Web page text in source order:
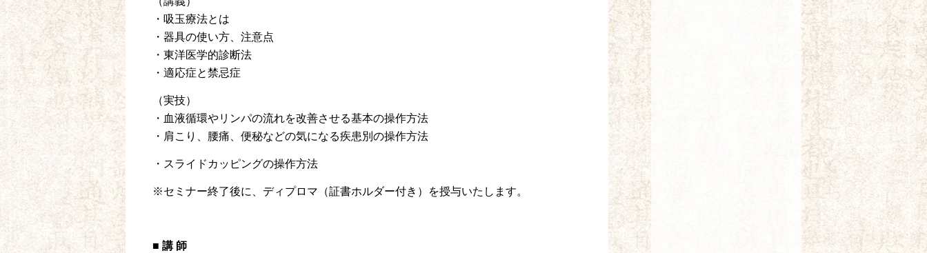
・吸玉療法とは
・器具の使い方、注意点
・東洋医学的診断法
・適応症と禁忌症
（実技）
・血液循環やリンパの流れを改善させる基本の操作方法
・肩こり、腰痛、便秘などの気になる疾患別の操作方法
・スライドカッピングの操作方法
※セミナー終了後に、ディプロマ（証書ホルダー付き）を授与いたします。
■ 講 師